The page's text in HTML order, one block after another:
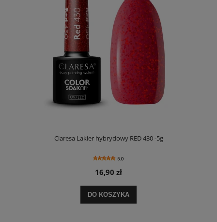
Claresa Lakier hybrydowy RED 430 -5g
5.0
16,90 zł
DO KOSZYKA